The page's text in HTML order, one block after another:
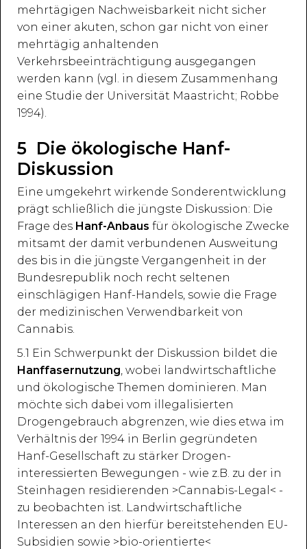
mehrtägigen Nachweisbarkeit nicht sicher
von einer akuten, schon gar nicht von einer
mehrtägig anhaltenden
Verkehrsbeeinträchtigung ausgegangen
werden kann (vgl. in diesem Zusammenhang
eine Studie der Universität Maastricht; Robbe
1994).
5 Die ökologische Hanf-
Diskussion
Eine umgekehrt wirkende Sonderentwicklung
prägt schließlich die jüngste Diskussion: Die
Frage des Hanf-Anbaus für ökologische Zwecke
mitsamt der damit verbundenen Ausweitung
des bis in die jüngste Vergangenheit in der
Bundesrepublik noch recht seltenen
einschlägigen Hanf-Handels, sowie die Frage
der medizinischen Verwendbarkeit von
Cannabis.
5.1 Ein Schwerpunkt der Diskussion bildet die
Hanffasernutzung, wobei landwirtschaftliche
und ökologische Themen dominieren. Man
möchte sich dabei vom illegalisierten
Drogengebrauch abgrenzen, wie dies etwa im
Verhältnis der 1994 in Berlin gegründeten
Hanf-Gesellschaft zu stärker Drogen-
interessierten Bewegungen - wie z.B. zu der in
Steinhagen residierenden >Cannabis-Legal< -
zu beobachten ist. Landwirtschaftliche
Interessen an den hierfür bereitstehenden EU-
Subsidien sowie >bio-orientierte<